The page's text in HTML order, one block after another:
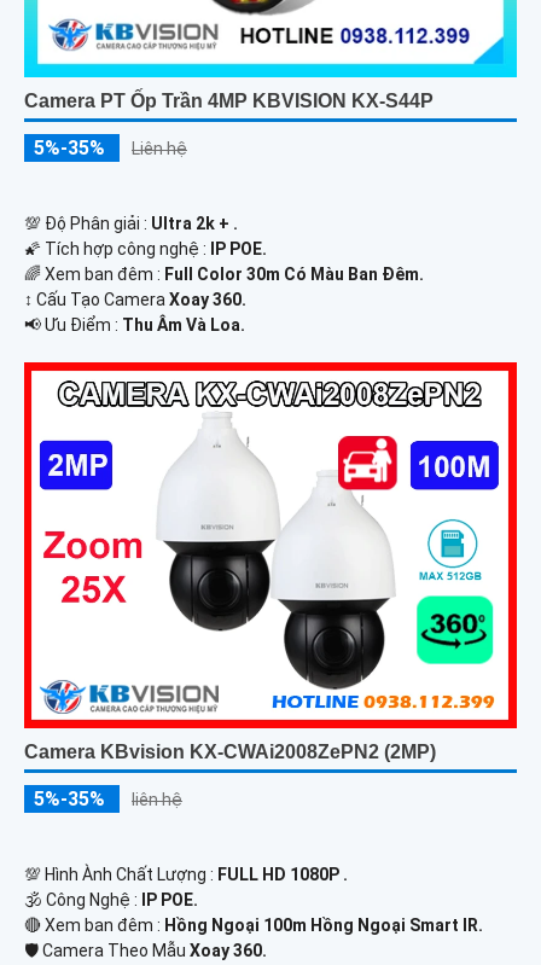
Camera PT Ốp Trần 4MP KBVISION KX-S44P
5%-35% Liên hệ
💯 Độ Phân giải : Ultra 2k + .
🌠 Tích hợp công nghệ :
IP POE.
🌈 Xem ban đêm : Full Color 30m Có Màu Ban Ðêm.
↕️ Cấu Tạo Camera Xoay 360.
️📢 Ưu Điểm : Thu Âm Và Loa.
Camera KBvision KX-CWAi2008ZePN2 (2MP)
5%-35% liên hệ
💯 Hình Ành Chất Lượng : FULL HD 1080P .
🕉️ Công Nghệ :
IP POE.
🔴 Xem ban đêm : Hồng Ngoại 100m Hồng Ngoại Smart IR.
🛡 Camera Theo Mẫu Xoay 360.